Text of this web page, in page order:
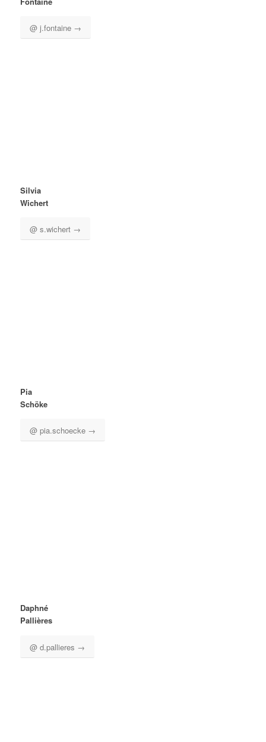
@ j.fontaine →
Silvia
Wichert
@ s.wichert →
Pia
Schöke
@ pia.schoecke →
Daphné
Pallières
@ d.pallieres →